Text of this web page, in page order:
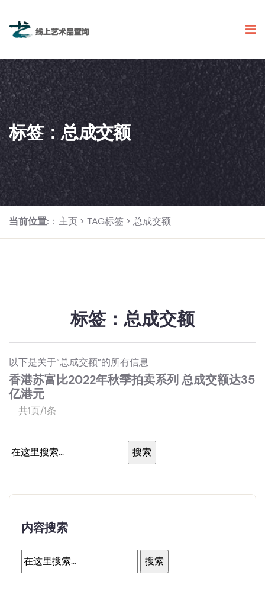
标签：总成交额
当前位置: ： 主页 > TAG标签 > 总成交额
标签：总成交额
以下是关于“总成交额”的所有信息
香港苏富比2022年秋季拍卖系列 总成交额达35
亿港元
共1页/1条
内容搜索